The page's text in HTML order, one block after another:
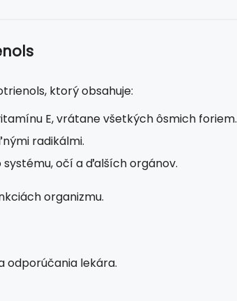
ktorý obsahuje:
E, vrátane všetkých ôsmich foriem.
radikálmi.
očí a ďalších orgánov.
organizmu.
odporúčania lekára.